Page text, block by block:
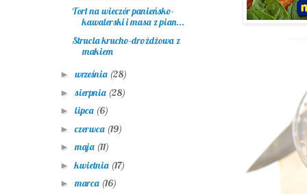
Tort na wieczór panieńsko-
kawalerski i masa z pian...
Strucla krucho-drożdżowa z
makiem
► września (28)
► sierpnia (28)
► lipca (6)
►czerwca (19)
►maja (11)
►kwietnia (17)
►marca (16)